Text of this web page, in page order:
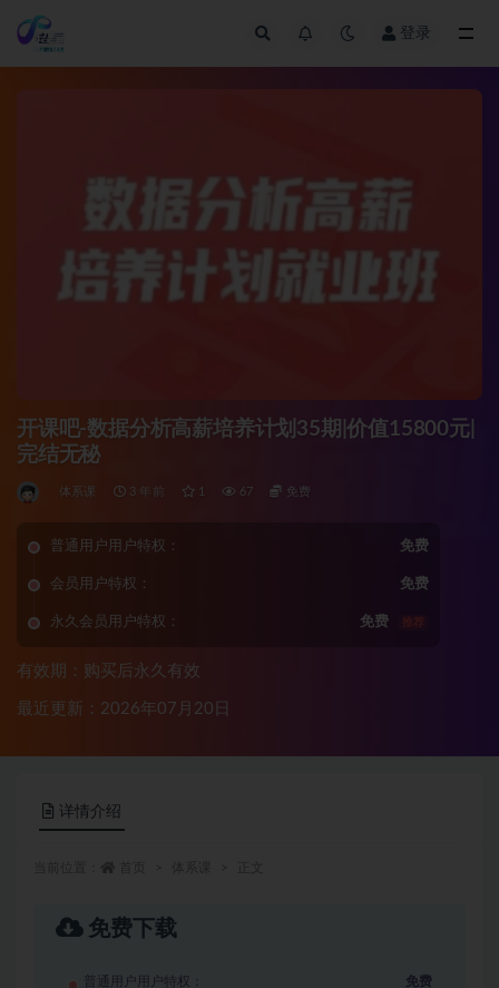
登录
开课吧-数据分析高薪培养计划35期|价值15800元|
完结无秘
体系课 3 年前 1 67 免费
普通用户用户特权： 免费
会员用户特权： 免费
永久会员用户特权： 免费 推荐
有效期：购买后永久有效
最近更新：2026年07月20日
详情介绍
免费下载
普通用户用户特权： 免费